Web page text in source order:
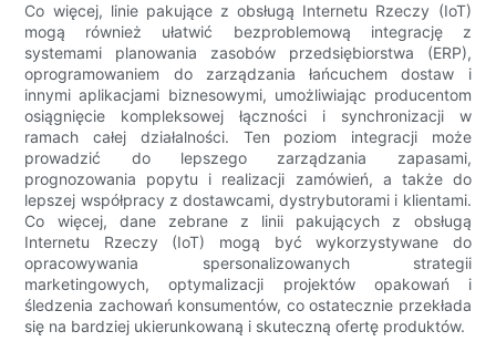
Co więcej, linie pakujące z obsługą Internetu Rzeczy (IoT)
mogą również ułatwić bezproblemową integrację z
systemami planowania zasobów przedsiębiorstwa (ERP),
oprogramowaniem do zarządzania łańcuchem dostaw i
innymi aplikacjami biznesowymi, umożliwiając producentom
osiągnięcie kompleksowej łączności i synchronizacji w
ramach całej działalności. Ten poziom integracji może
prowadzić do lepszego zarządzania zapasami,
prognozowania popytu i realizacji zamówień, a także do
lepszej współpracy z dostawcami, dystrybutorami i klientami.
Co więcej, dane zebrane z linii pakujących z obsługą
Internetu Rzeczy (IoT) mogą być wykorzystywane do
opracowywania spersonalizowanych strategii
marketingowych, optymalizacji projektów opakowań i
śledzenia zachowań konsumentów, co ostatecznie przekłada
się na bardziej ukierunkowaną i skuteczną ofertę produktów.